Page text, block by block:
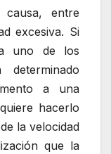
entre
excesiva. Si
uno de los
a una
hacerlo
la velocidad
que la